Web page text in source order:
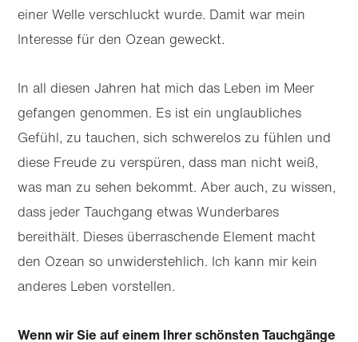
einer Welle verschluckt wurde. Damit war mein
Interesse für den Ozean geweckt.
In all diesen Jahren hat mich das Leben im Meer
gefangen genommen. Es ist ein unglaubliches
Gefühl, zu tauchen, sich schwerelos zu fühlen und
diese Freude zu verspüren, dass man nicht weiß,
was man zu sehen bekommt. Aber auch, zu wissen,
dass jeder Tauchgang etwas Wunderbares
bereithält. Dieses überraschende Element macht
den Ozean so unwiderstehlich. Ich kann mir kein
anderes Leben vorstellen.
Wenn wir Sie auf einem Ihrer schönsten Tauchgänge